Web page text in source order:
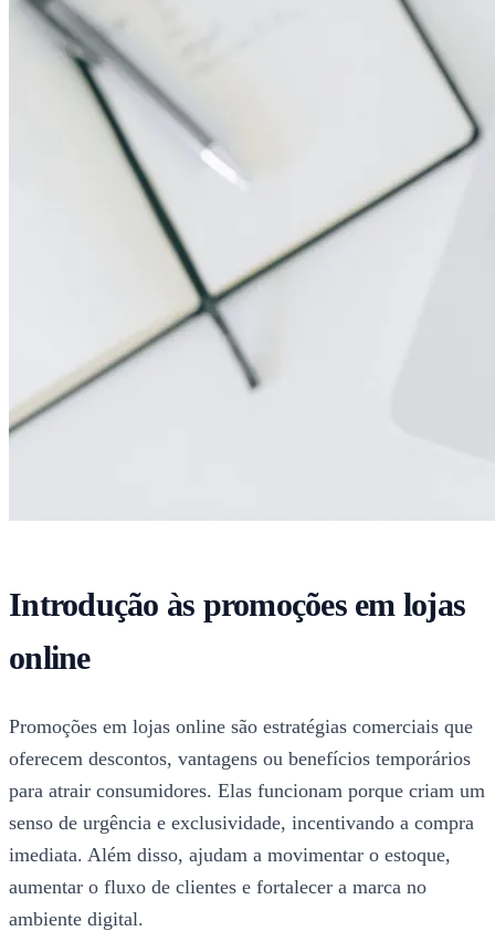
Introdução às promoções em lojas
online
Promoções em lojas online são estratégias comerciais que
oferecem descontos, vantagens ou benefícios temporários
para atrair consumidores. Elas funcionam porque criam um
senso de urgência e exclusividade, incentivando a compra
imediata. Além disso, ajudam a movimentar o estoque,
aumentar o fluxo de clientes e fortalecer a marca no
ambiente digital.